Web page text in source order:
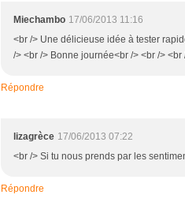
Miechambo 17/06/2013 11:16
<br /> Une délicieuse idée à tester
/> <br /> Bonne journée<br /> <br />
Répondre
lizagrèce 17/06/2013 07:22
<br /> Si tu nous prends par les
Répondre